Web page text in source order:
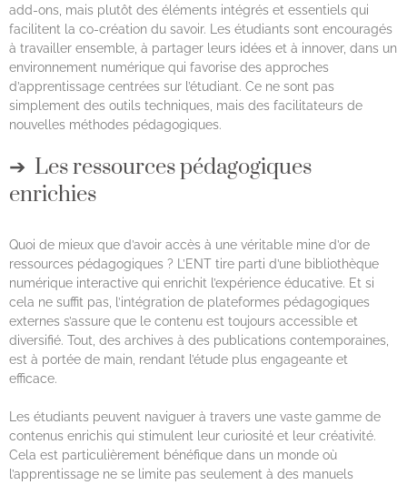
add-ons, mais plutôt des éléments intégrés et essentiels qui
facilitent la co-création du savoir. Les étudiants sont encouragés
à travailler ensemble, à partager leurs idées et à innover, dans un
environnement numérique qui favorise des approches
d’apprentissage centrées sur l’étudiant. Ce ne sont pas
simplement des outils techniques, mais des facilitateurs de
nouvelles méthodes pédagogiques.
Les ressources pédagogiques
enrichies
Quoi de mieux que d’avoir accès à une véritable mine d’or de
ressources pédagogiques ? L’ENT tire parti d’une bibliothèque
numérique interactive qui enrichit l’expérience éducative. Et si
cela ne suffit pas, l’intégration de plateformes pédagogiques
externes s’assure que le contenu est toujours accessible et
diversifié. Tout, des archives à des publications contemporaines,
est à portée de main, rendant l’étude plus engageante et
efficace.
Les étudiants peuvent naviguer à travers une vaste gamme de
contenus enrichis qui stimulent leur curiosité et leur créativité.
Cela est particulièrement bénéfique dans un monde où
l’apprentissage ne se limite pas seulement à des manuels